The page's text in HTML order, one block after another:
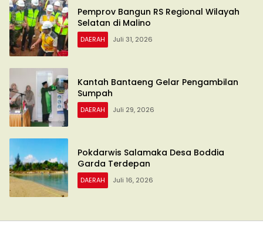
Pemprov Bangun RS Regional Wilayah
Selatan di Malino
DAERAH Juli 31, 2026
Kantah Bantaeng Gelar Pengambilan
Sumpah
DAERAH Juli 29, 2026
Pokdarwis Salamaka Desa Boddia
Garda Terdepan
DAERAH Juli 16, 2026